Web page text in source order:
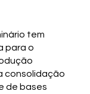
tem
para o
consolidação
de bases